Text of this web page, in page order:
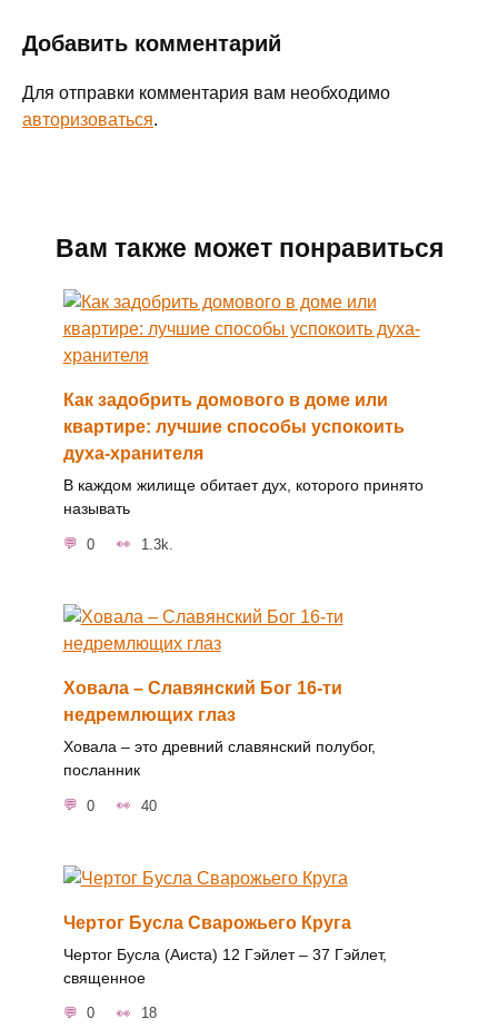
Добавить комментарий
Для отправки комментария вам необходимо
авторизоваться.
Вам также может понравиться
Как задобрить домового в доме или
квартире: лучшие способы успокоить
духа-хранителя
В каждом жилище обитает дух, которого принято
называть
0 1.3k.
Ховала – Славянский Бог 16-ти
недремлющих глаз
Ховала – это древний славянский полубог,
посланник
0 40
Чертог Бусла Сварожьего Круга
Чертог Бусла (Аиста) 12 Гэйлет ‒ 37 Гэйлет,
священное
0 18